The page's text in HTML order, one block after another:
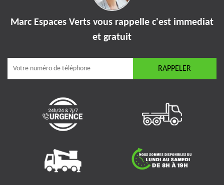
Marc Espaces Verts vous rappelle c'est immediat
et gratuit